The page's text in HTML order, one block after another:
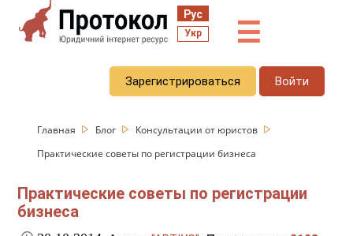
Рус
Укр ☰
Зарегистрироваться Войти
Главная Блог
Консультации от юристов
Практические советы по регистрации бизнеса
Практические советы по регистрации
бизнеса